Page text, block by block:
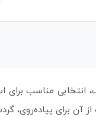
انتخابی مناسب
آن برای